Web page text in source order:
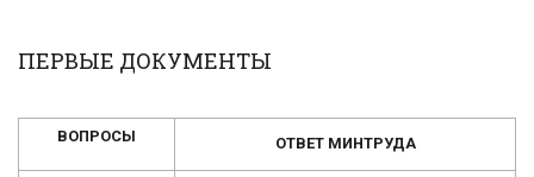
ПЕРВЫЕ ДОКУМЕНТЫ
ВОПРОСЫ ОТВЕТ МИНТРУДА